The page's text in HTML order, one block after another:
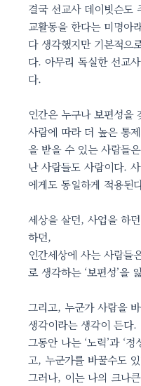
결국 선교사 데이빗슨도
교활동을 한다는 미명아
다 생각했지만 기본적으
다. 아무리 독실한 선교
다.
인간은 누구나 보편성을
사람에 따라 더 높은 통
을 받을 수 있는 사람들
난 사람들도 사람이다.
에게도 동일하게 적용된
세상을 살던, 사업을 하
하던,
인간세상에 사는 사람들
로 생각하는 ‘보편성’을
그리고, 누군가 사람을
생각이라는 생각이 든다.
그동안 나는 ‘노력’과 ‘
고, 누군가를 바꿀수도
그러나, 이는 나의 크나